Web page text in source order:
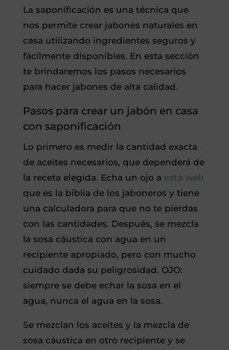
La saponificación es una técnica que
nos permite crear jabones naturales en
casa utilizando ingredientes seguros y
fácilmente disponibles. En esta sección
te brindaremos los pasos necesarios
para hacer jabones de alta calidad.
Pasos para crear un jabón en casa
con saponificación
Lo primero es medir la cantidad exacta
de aceites necesarios, que dependerá de
la receta elegida. Echa un ojo a esta web
que es la biblia de los jaboneros y tiene
una calculadora para que no te pierdas
con las cantidades. Después, se mezcla
la sosa cáustica con agua en un
recipiente apropiado, pero con mucho
cuidado dada su peligrosidad. OJO:
siempre se debe echar la sosa en el
agua, nunca el agua en la sosa.
Se mezclan los aceites y la mezcla de
sosa cáustica en otro recipiente y se